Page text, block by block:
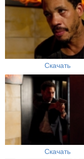
Скачать
Скачать